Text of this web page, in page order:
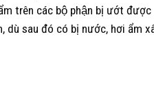
trên các bộ phận bị ướt
sau đó có bị nước, hơi ẩm